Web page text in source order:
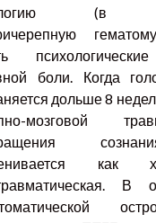
(в
боли. Когда
дольше 8
мозговой
как
В